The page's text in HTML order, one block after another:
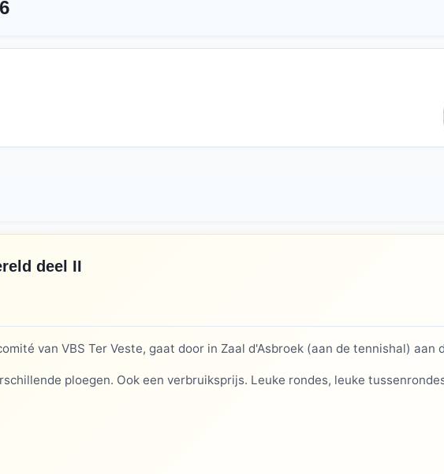
deel II
van VBS Ter Veste, gaat door in Zaal d'Asbroek (aan de tennishal) aan
ploegen. Ook een verbruiksprijs. Leuke rondes, leuke